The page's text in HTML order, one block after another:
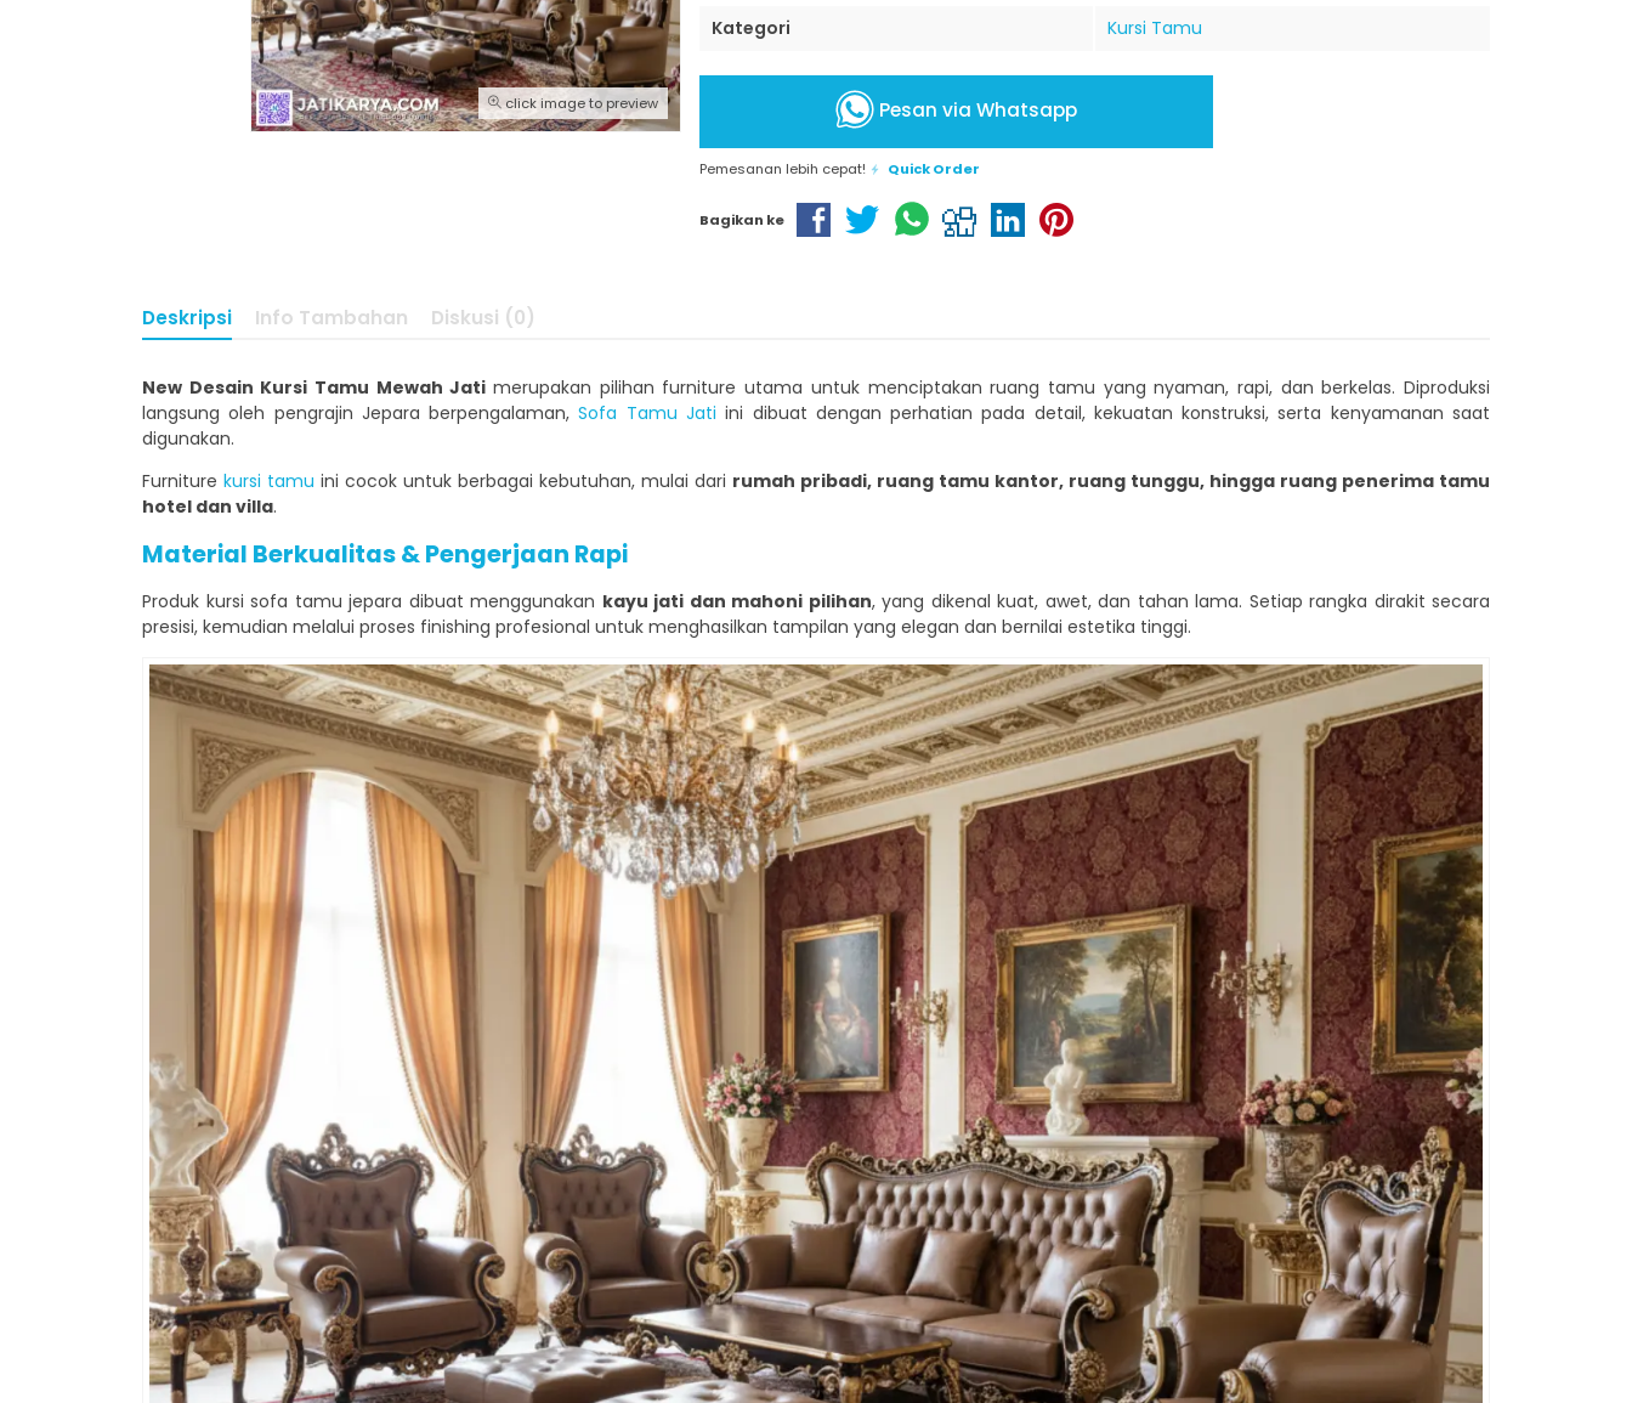
click image to preview
Kategori
Kursi Tamu
Pesan via Whatsapp
Pemesanan lebih cepat! Quick Order
Bagikan ke
Deskripsi Info Tambahan Diskusi (0)
New Desain Kursi Tamu Mewah Jatimerupakan pilihan furniture utama untuk menciptakan ruang tamu yang nyaman, rapi, dan berkelas. Diproduksi
langsung oleh pengrajin Jepara berpengalaman,Sofa Tamu Jati ini dibuat dengan perhatian pada detail, kekuatan konstruksi, serta kenyamanan saat
digunakan.
Furniture kursi tamu ini cocok untuk berbagai kebutuhan, mulai dari rumah pribadi, ruang tamu kantor, ruang tunggu, hingga ruang penerima tamu
hotel dan villa.
Material Berkualitas & Pengerjaan Rapi
Produk kursi sofa tamu jepara dibuat menggunakan kayu jati dan mahoni pilihan, yang dikenal kuat, awet, dan tahan lama. Setiap rangka dirakit secara
presisi, kemudian melalui proses finishing profesional untuk menghasilkan tampilan yang elegan dan bernilai estetika tinggi.